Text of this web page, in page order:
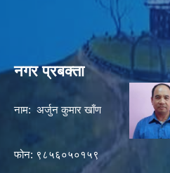
नगर प्रबक्ता
नाम: अर्जुन कुमार खाँण
फोन: ९८५६०५०१५९